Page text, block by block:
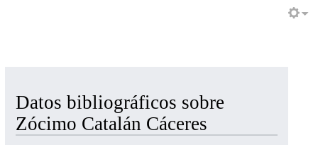
Datos bibliográficos sobre
Zócimo Catalán Cáceres